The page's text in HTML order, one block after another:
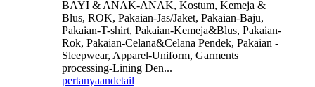
BAYI & ANAK-ANAK, Kostum, Kemeja &
Blus, ROK, Pakaian-Jas/Jaket, Pakaian-Baju,
Pakaian-T-shirt, Pakaian-Kemeja&Blus, Pakaian-
Rok, Pakaian-Celana&Celana Pendek, Pakaian -
Sleepwear, Apparel-Uniform, Garments
processing-Lining Den...
pertanyaandetail